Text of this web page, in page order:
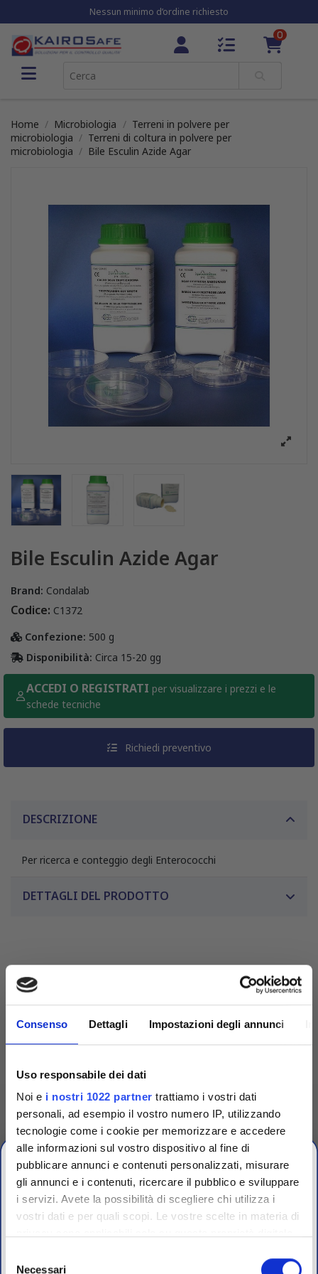
Consenso Dettagli Impostazioni degli annunci
Uso responsabile dei dati
Noi e i nostri 1022 partner trattiamo i vostri dati
personali, ad esempio il vostro numero IP, utilizzando
tecnologie come i cookie per memorizzare e accedere
alle informazioni sul vostro dispositivo al fine di
pubblicare annunci e contenuti personalizzati, misurare
gli annunci e i contenuti, ricercare il pubblico e sviluppare
i servizi. Avete la possibilità di scegliere chi utilizza i
vostri dati e per quali scopi. Le vostre scelte in materia di
modificare o revocare il proprio consenso in qualsiasi
Necessari
Nessun minimo d’ordine richiesto
0
Home Microbiologia
Terreni in polvere per
microbiologia
Terreni di coltura in polvere per
microbiologia
Bile Esculin Azide Agar
Bile Esculin Azide Agar
Brand: Condalab
Codice: C1372
Confezione: 500 g
Disponibilità: Circa 15-20 gg
ACCEDI O REGISTRATI per visualizzare i prezzi e le
schede tecniche
Richiedi preventivo
DESCRIZIONE
Per ricerca e conteggio degli Enterococchi
DETTAGLI DEL PRODOTTO
Competenza
Fornitori specializzati per laboratori conto terzi e
controllo qualità industriale
CHIUSURA